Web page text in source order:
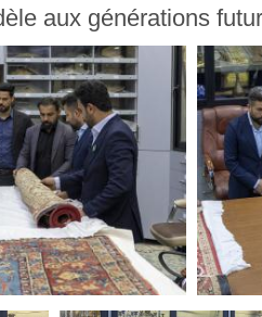
aux générations